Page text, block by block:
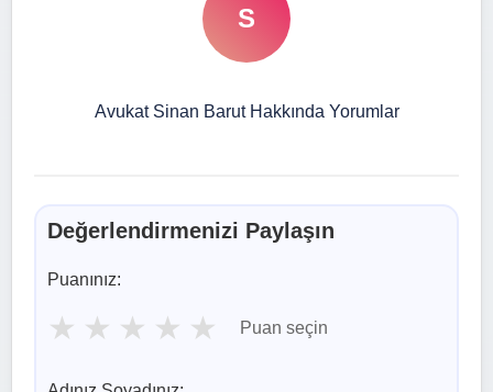
S
Avukat Sinan Barut Hakkında Yorumlar
Değerlendirmenizi Paylaşın
Puanınız:
★ ★ ★ ★ ★ Puan seçin